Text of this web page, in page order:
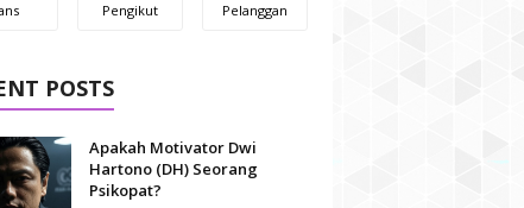
Pengikut Pelanggan
POSTS
Apakah Motivator Dwi
Hartono (DH) Seorang
Psikopat?